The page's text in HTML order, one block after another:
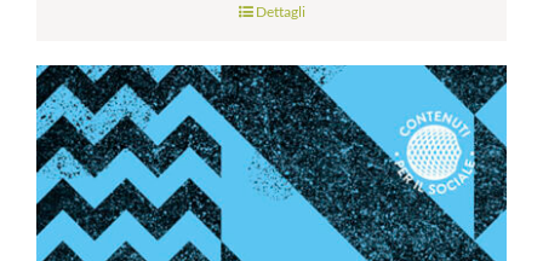
Dettagli